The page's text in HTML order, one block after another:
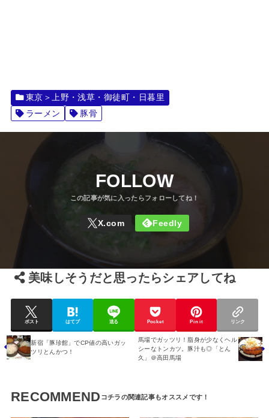
東京＞上野・浅草・御徒町・日暮里
ラーメン
豚骨
FOLLOW
美味しそうだと思ったらシェアしてね
ポスト はてブ 送る Pocket Pin it リンク
新宿「豚珍館」でCP値の高いガッ
ツリとんかつ！
馬場でガッツリ！脂身が少なくヘル
シーなトンカツ。豚汁も◎「とん
久」＠高田馬場
RECOMMEND